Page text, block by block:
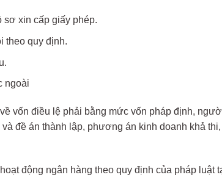
sơ xin cấp giấy phép.
theo quy định.
ngoài
vốn điều lệ phải bằng mức vốn pháp định,
đề án thành lập, phương án kinh doanh khả
động ngân hàng theo quy định của pháp